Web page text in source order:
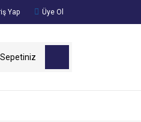
Yap Üye Ol
Sepetiniz